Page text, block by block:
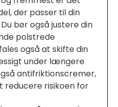
der passer til din
bør også justere din
polstrede
også at skifte din
under længere
antifriktionscremer,
risikoen for